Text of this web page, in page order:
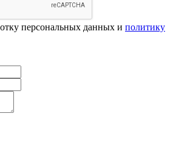
персональных данных и политику